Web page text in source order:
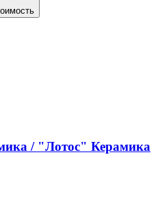
/ "Лотос" Керамика